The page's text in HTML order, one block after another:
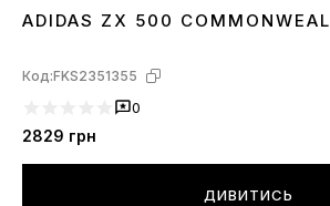
45
ADIDAS ZX 500
Код:FKS2351355
0
2829 грн
ДИВИТИСЬ